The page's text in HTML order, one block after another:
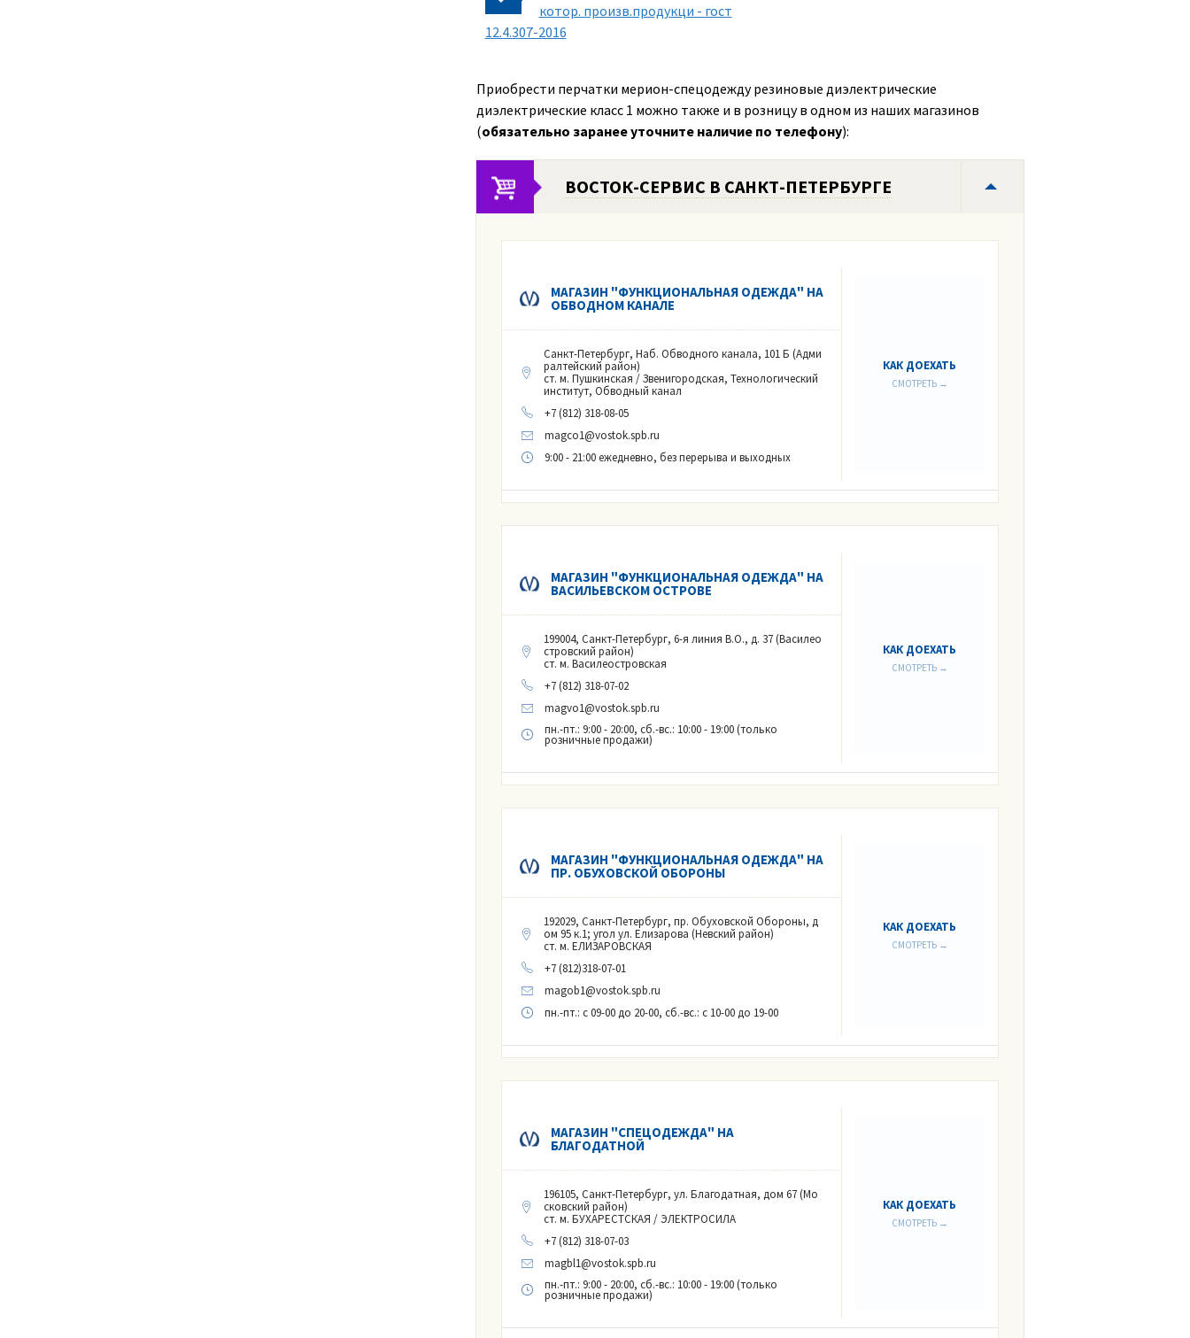
котор. произв.продукци - гост
12.4.307-2016
Приобрести перчатки мерион-спецодежду резиновые диэлектрические
диэлектрические класс 1 можно также и в розницу в одном из наших магазинов
(обязательно заранее уточните наличие по телефону):
ВОСТОК-СЕРВИС В САНКТ-ПЕТЕРБУРГЕ
МАГАЗИН "ФУНКЦИОНАЛЬНАЯ ОДЕЖДА" НА
ОБВОДНОМ КАНАЛЕ
Санкт-Петербург, Наб. Обводного канала, 101 Б (Адми
ралтейский район)
ст. м. Пушкинская / Звенигородская, Технологический
институт, Обводный канал
+7 (812) 318-08-05
magco1@vostok.spb.ru
9:00 - 21:00 ежедневно, без перерыва и выходных
КАК ДОЕХАТЬ
СМОТРЕТЬ →
МАГАЗИН "ФУНКЦИОНАЛЬНАЯ ОДЕЖДА" НА
ВАСИЛЬЕВСКОМ ОСТРОВЕ
199004, Санкт-Петербург, 6-я линия В.О., д. 37 (Василео
стровский район)
ст. м. Василеостровская
+7 (812) 318-07-02
magvo1@vostok.spb.ru
пн.-пт.: 9:00 - 20:00, сб.-вс.: 10:00 - 19:00 (только
розничные продажи)
КАК ДОЕХАТЬ
СМОТРЕТЬ →
МАГАЗИН "ФУНКЦИОНАЛЬНАЯ ОДЕЖДА" НА
ПР. ОБУХОВСКОЙ ОБОРОНЫ
192029, Санкт-Петербург, пр. Обуховской Обороны, д
ом 95 к.1; угол ул. Елизарова (Невский район)
ст. м. ЕЛИЗАРОВСКАЯ
+7 (812)318-07-01
magob1@vostok.spb.ru
пн.-пт.: с 09-00 до 20-00, сб.-вс.: с 10-00 до 19-00
КАК ДОЕХАТЬ
СМОТРЕТЬ →
МАГАЗИН "СПЕЦОДЕЖДА" НА
БЛАГОДАТНОЙ
196105, Санкт-Петербург, ул. Благодатная, дом 67 (Мо
сковский район)
ст. м. БУХАРЕСТСКАЯ / ЭЛЕКТРОСИЛА
+7 (812) 318-07-03
magbl1@vostok.spb.ru
пн.-пт.: 9:00 - 20:00, сб.-вс.: 10:00 - 19:00 (только
розничные продажи)
КАК ДОЕХАТЬ
СМОТРЕТЬ →